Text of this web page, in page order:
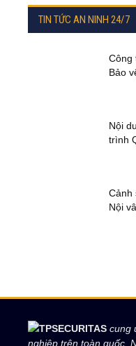
TIN TỨC AN NINH 24/7
Công
Bảo
Nội
trình
Cảnh
Nội
TPSECURITAS cung
nghiệp trên toàn quốc.